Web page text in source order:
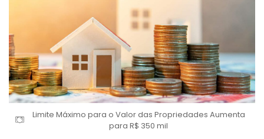
Limite Máximo para o Valor das Propriedades Aumenta
para R$ 350 mil